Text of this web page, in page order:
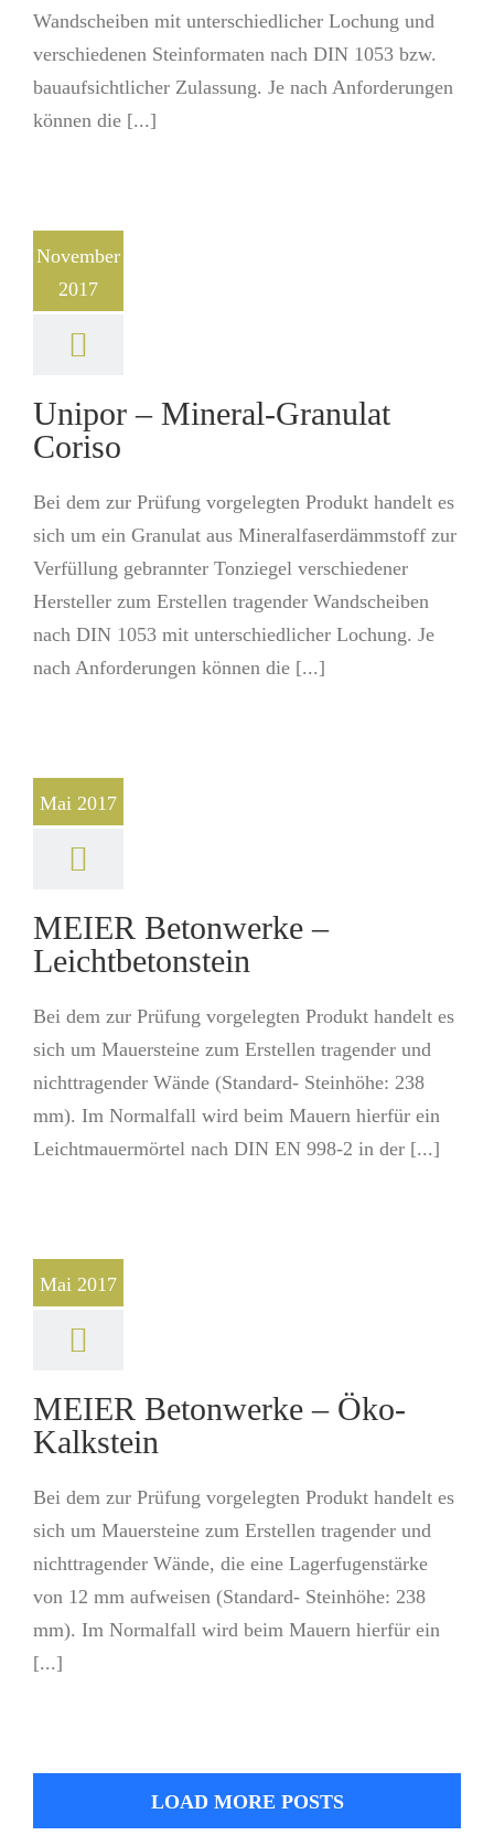
Wandscheiben mit unterschiedlicher Lochung und
verschiedenen Steinformaten nach DIN 1053 bzw.
bauaufsichtlicher Zulassung. Je nach Anforderungen
können die [...]
November
2017
Unipor – Mineral-Granulat
Coriso
Bei dem zur Prüfung vorgelegten Produkt handelt es
sich um ein Granulat aus Mineralfaserdämmstoff zur
Verfüllung gebrannter Tonziegel verschiedener
Hersteller zum Erstellen tragender Wandscheiben
nach DIN 1053 mit unterschiedlicher Lochung. Je
nach Anforderungen können die [...]
Mai 2017
MEIER Betonwerke –
Leichtbetonstein
Bei dem zur Prüfung vorgelegten Produkt handelt es
sich um Mauersteine zum Erstellen tragender und
nichttragender Wände (Standard- Steinhöhe: 238
mm). Im Normalfall wird beim Mauern hierfür ein
Leichtmauermörtel nach DIN EN 998-2 in der [...]
Mai 2017
MEIER Betonwerke – Öko-
Kalkstein
Bei dem zur Prüfung vorgelegten Produkt handelt es
sich um Mauersteine zum Erstellen tragender und
nichttragender Wände, die eine Lagerfugenstärke
von 12 mm aufweisen (Standard- Steinhöhe: 238
mm). Im Normalfall wird beim Mauern hierfür ein
[...]
LOAD MORE POSTS